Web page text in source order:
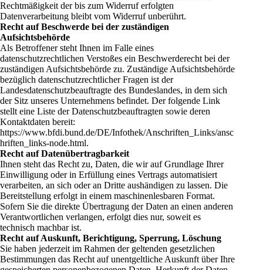
Rechtmäßigkeit der bis zum Widerruf erfolgten
Datenverarbeitung bleibt vom Widerruf unberührt.
Recht auf Beschwerde bei der zuständigen
Aufsichtsbehörde
Als Betroffener steht Ihnen im Falle eines
datenschutzrechtlichen Verstoßes ein Beschwerderecht bei der
zuständigen Aufsichtsbehörde zu. Zuständige Aufsichtsbehörde
bezüglich datenschutzrechtlicher Fragen ist der
Landesdatenschutzbeauftragte des Bundeslandes, in dem sich
der Sitz unseres Unternehmens befindet. Der folgende Link
stellt eine Liste der Datenschutzbeauftragten sowie deren
Kontaktdaten bereit:
https://www.bfdi.bund.de/DE/Infothek/Anschriften_Links/ansc
hriften_links-node.html.
Recht auf Datenübertragbarkeit
Ihnen steht das Recht zu, Daten, die wir auf Grundlage Ihrer
Einwilligung oder in Erfüllung eines Vertrags automatisiert
verarbeiten, an sich oder an Dritte aushändigen zu lassen. Die
Bereitstellung erfolgt in einem maschinenlesbaren Format.
Sofern Sie die direkte Übertragung der Daten an einen anderen
Verantwortlichen verlangen, erfolgt dies nur, soweit es
technisch machbar ist.
Recht auf Auskunft, Berichtigung, Sperrung, Löschung
Sie haben jederzeit im Rahmen der geltenden gesetzlichen
Bestimmungen das Recht auf unentgeltliche Auskunft über Ihre